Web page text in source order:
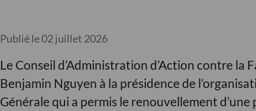
Publié le 02 juillet 2026
Le Conseil d’Administration d’Action contre la
Benjamin Nguyen à la présidence de
Générale qui a permis le renouvellement d’une